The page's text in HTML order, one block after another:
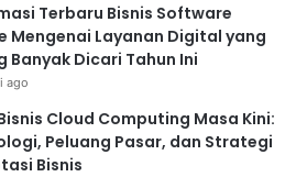
Terbaru Bisnis Software
Mengenai Layanan Digital yang
Banyak Dicari Tahun Ini
ago
Cloud Computing Masa Kini:
Peluang Pasar, dan Strategi
Bisnis